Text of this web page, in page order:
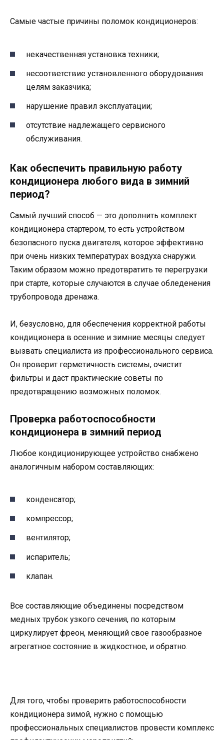
Самые частые причины поломок кондиционеров:
некачественная установка техники;
несоответствие установленного оборудования
целям заказчика;
нарушение правил эксплуатации;
отсутствие надлежащего сервисного
обслуживания.
Как обеспечить правильную работу
кондиционера любого вида в зимний
период?
Самый лучший способ — это дополнить комплект
кондиционера стартером, то есть устройством
безопасного пуска двигателя, которое эффективно
при очень низких температурах воздуха снаружи.
Таким образом можно предотвратить те перегрузки
при старте, которые случаются в случае обледенения
трубопровода дренажа.
И, безусловно, для обеспечения корректной работы
кондиционера в осенние и зимние месяцы следует
вызвать специалиста из профессионального сервиса.
Он проверит герметичность системы, очистит
фильтры и даст практические советы по
предотвращению возможных поломок.
Проверка работоспособности
кондиционера в зимний период
Любое кондиционирующее устройство снабжено
аналогичным набором составляющих:
конденсатор;
компрессор;
вентилятор;
испаритель;
клапан.
Все составляющие объединены посредством
медных трубок узкого сечения, по которым
циркулирует фреон, меняющий свое газообразное
агрегатное состояние в жидкостное, и обратно.
Для того, чтобы проверить работоспособности
кондиционера зимой, нужно с помощью
профессиональных специалистов провести комплекс